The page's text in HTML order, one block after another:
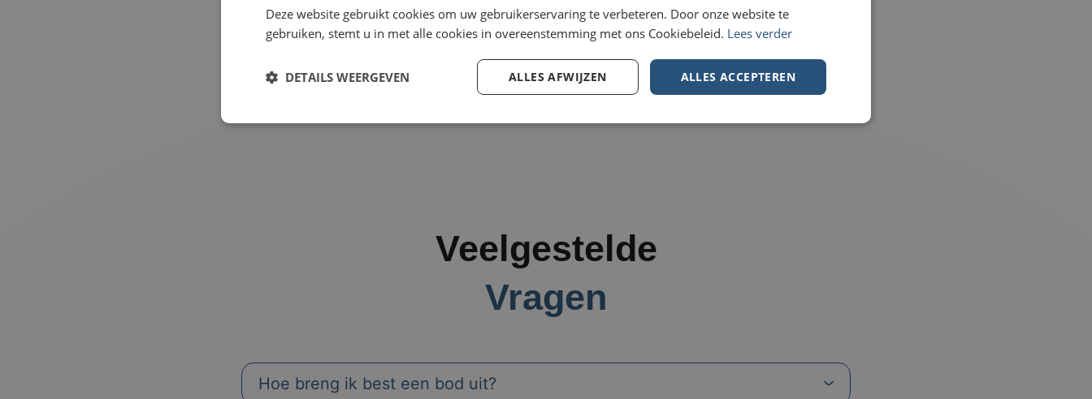
Veelgestelde
Vragen
Hoe breng ik best een bod uit?
Deze website gebruikt cookies om uw gebruikerservaring te verbeteren. Door onze website te
gebruiken, stemt u in met alle cookies in overeenstemming met ons Cookiebeleid. Lees verder
ALLES ACCEPTEREN
ALLES AFWIJZEN
DETAILS WEERGEVEN